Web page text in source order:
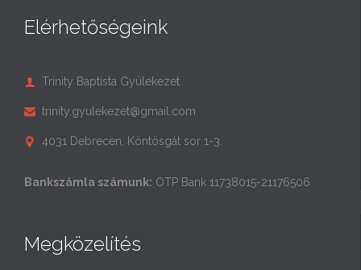
Elérhetőségeink
 Trinity Baptista Gyülekezet
 trinity.gyulekezet@gmail.com
 4031 Debrecen, Köntösgát sor 1-3.
Bankszámla számunk: OTP Bank 11738015-21176506
Megközelítés